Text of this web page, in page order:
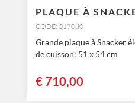
PLAQUE À
CODE: 017080
Grande plaque à Snacker
de cuisson: 51 x 54 cm
€ 710,00